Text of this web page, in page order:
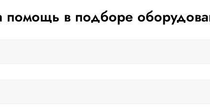
помощь в подборе